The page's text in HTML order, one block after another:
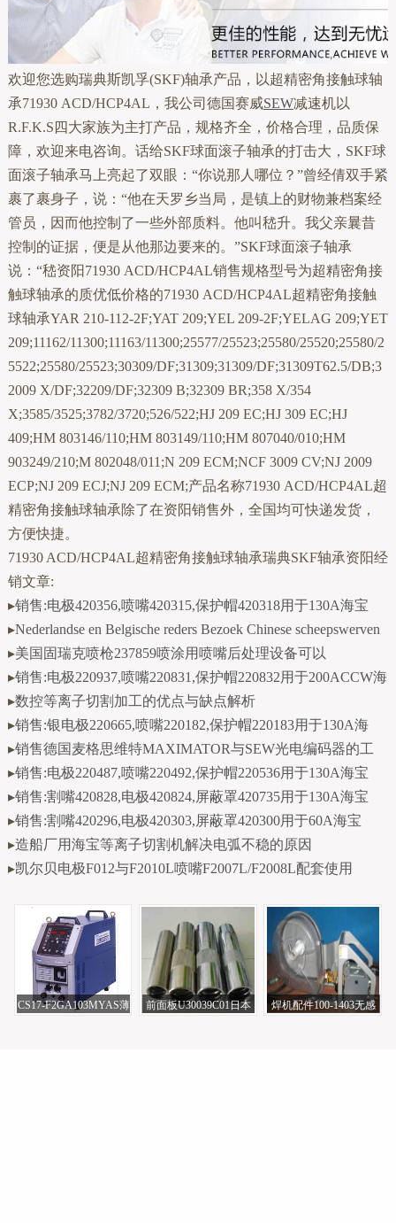
欢迎您选购瑞典斯凯孚(SKF)轴承产品，以超精密角接触球轴
承71930 ACD/HCP4AL，我公司德国赛威SEW减速机以
R.F.K.S四大家族为主打产品，规格齐全，价格合理，品质保
障，欢迎来电咨询。话给SKF球面滚子轴承的打击大，SKF球
面滚子轴承马上亮起了双眼：“你说那人哪位？”曾经倩双手紧
裹了裹身子，说：“他在天罗乡当局，是镇上的财物兼档案经
管员，因而他控制了一些外部质料。他叫嵇升。我父亲曩昔
控制的证据，便是从他那边要来的。”SKF球面滚子轴承
说：“嵇资阳71930 ACD/HCP4AL销售规格型号为超精密角接
触球轴承的质优低价格的71930 ACD/HCP4AL超精密角接触
球轴承YAR 210-112-2F;YAT 209;YEL 209-2F;YELAG 209;YET
209;11162/11300;11163/11300;25577/25523;25580/25520;25580/2
5522;25580/25523;30309/DF;31309;31309/DF;31309T62.5/DB;3
2009 X/DF;32209/DF;32309 B;32309 BR;358 X/354
X;3585/3525;3782/3720;526/522;HJ 209 EC;HJ 309 EC;HJ
409;HM 803146/110;HM 803149/110;HM 807040/010;HM
903249/210;M 802048/011;N 209 ECM;NCF 3009 CV;NJ 2009
ECP;NJ 209 ECJ;NJ 209 ECM;产品名称71930 ACD/HCP4AL超
精密角接触球轴承除了在资阳销售外，全国均可快递发货，
方便快捷。
71930 ACD/HCP4AL超精密角接触球轴承瑞典SKF轴承资阳经
销文章:
▸销售:电极420356,喷嘴420315,保护帽420318用于130A海宝
▸Nederlandse en Belgische reders Bezoek Chinese scheepswerven
▸美国固瑞克喷枪237859喷涂用喷嘴后处理设备可以
▸销售:电极220937,喷嘴220831,保护帽220832用于200ACCW海
▸数控等离子切割加工的优点与缺点解析
▸销售:银电极220665,喷嘴220182,保护帽220183用于130A海
▸销售德国麦格思维特MAXIMATOR与SEW光电编码器的工
▸销售:电极220487,喷嘴220492,保护帽220536用于130A海宝
▸销售:割嘴420828,电极420824,屏蔽罩420735用于130A海宝
▸销售:割嘴420296,电极420303,屏蔽罩420300用于60A海宝
▸造船厂用海宝等离子切割机解决电弧不稳的原因
▸凯尔贝电极F012与F2010L喷嘴F2007L/F2008L配套使用
CS17-F2GA103MYAS薄
前面板U30039C01日本
焊机配件100-1403无感